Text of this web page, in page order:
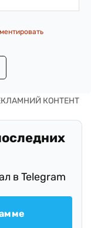
в Telegram